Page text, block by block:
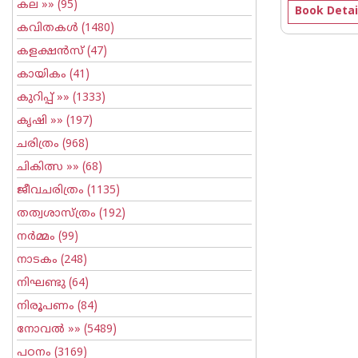
കല »» (95)
കവിതകള്‍ (1480)
കളക്ഷന്‍സ്(47)
കായികം (41)
കുറിപ്പ്‌ »» (1333)
കൃഷി »» (197)
ചരിത്രം (968)
ചികിത്സ »» (68)
ജീവചരിത്രം (1135)
തത്വശാസ്ത്രം (192)
നര്‍മ്മം (99)
നാടകം (248)
നിഘണ്ടു (64)
നിരൂപണം (84)
നോവല്‍ »» (5489)
പഠനം (3169)
Book